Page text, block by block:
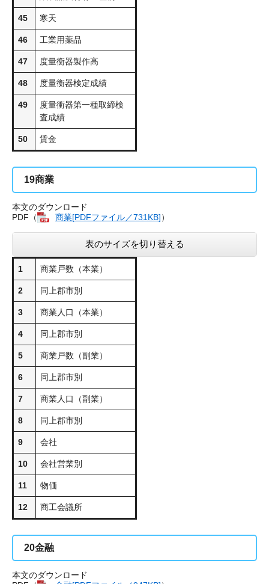
45 寒天
46 工業用薬品
47 度量衡器製作高
48 度量衡器検定成績
49
度量衝器第一種取締検
査成績
50 賃金
19商業
本文のダウンロード
PDF（
商業[PDFファイル／731KB]）
表のサイズを切り替える
1 商業戸数（本業）
2 同上郡市別
3 商業人口（本業）
4 同上郡市別
5 商業戸数（副業）
6 同上郡市別
7 商業人口（副業）
8 同上郡市別
9 会社
10 会社営業別
11 物価
12 商工会議所
20金融
本文のダウンロード